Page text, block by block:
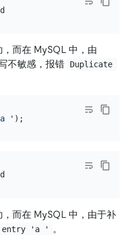
Query OK, 1 row affected
而在 MySQL 中，由
不敏感，报错
Duplicate
'
而在 MySQL 中，由于补
entry 'a ' 。